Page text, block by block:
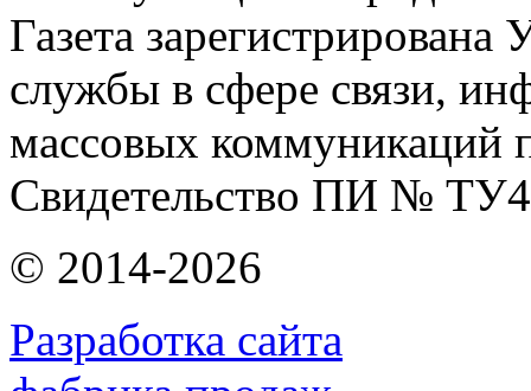
Газета
службы в сфере связи,
массовых коммуникаций
Свидетельство ПИ №
© 2014-2026
Разработка сайта